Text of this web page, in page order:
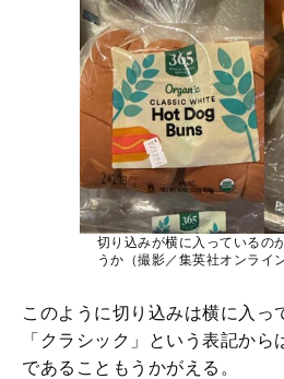
切り込みが横に入っているの
うか（撮影／集英社オンライン
このように切り込みは横に入っ
「クラシック」という表記か
であることもうかがえる。